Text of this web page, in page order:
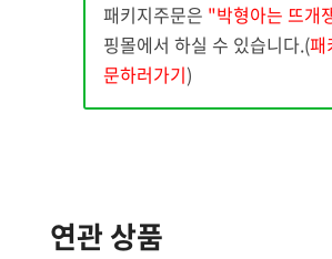
패키지주문은 "박형아는 뜨개
핑몰에서 하실 수 있습니다.(패
문하러가기)
연관 상품